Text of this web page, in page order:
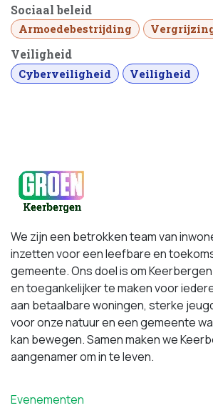
Sociaal beleid
Armoedebestrijding
Veiligheid
Cyberveiligheid Veiligheid
We zijn een betrokken team van
inzetten voor een leefbare en
gemeente. Ons doel is om
en toegankelijker te maken voor
aan betaalbare woningen, sterke
voor onze natuur en een gemeente
kan bewegen. Samen maken we
aangenamer om in te leven.
Evenementen